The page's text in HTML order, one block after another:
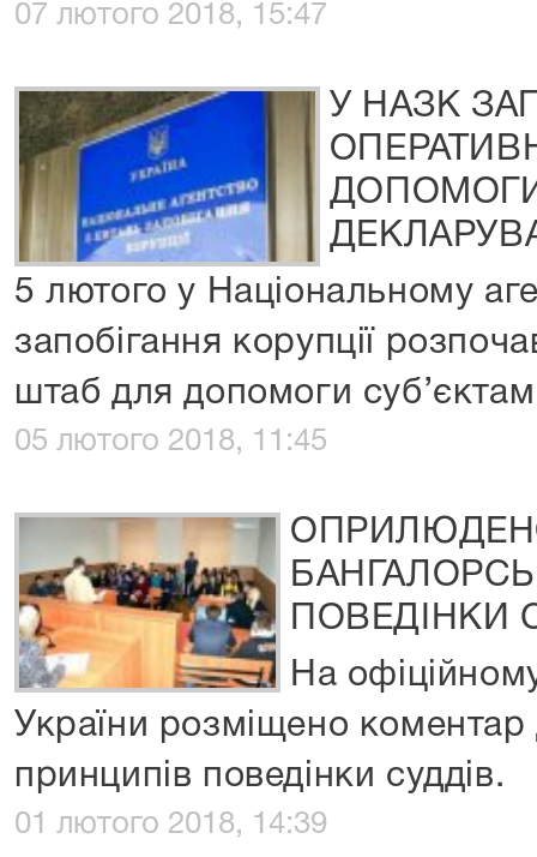
07 лютого 2018, 15:47
У НАЗК
5 лютого у Національному
запобігання корупції
штаб для допомоги
05 лютого 2018, 11:45
ПОВЕДІНКИ
На
України розміщено
принципів поведінки суддів.
01 лютого 2018, 14:39